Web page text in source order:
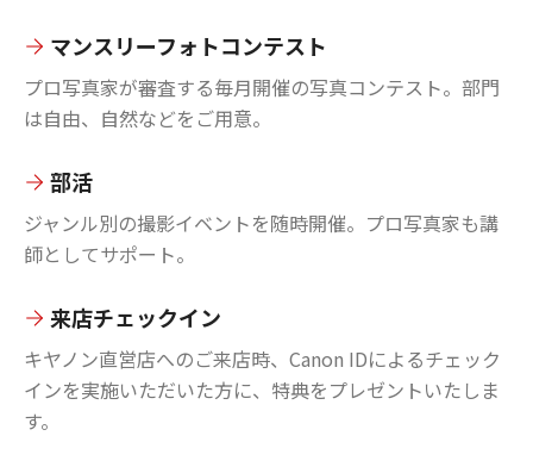
マンスリーフォトコンテスト
プロ写真家が審査する毎月開催の写真コンテスト。部門
は自由、自然などをご用意。
部活
ジャンル別の撮影イベントを随時開催。プロ写真家も講
師としてサポート。
来店チェックイン
キヤノン直営店へのご来店時、Canon IDによるチェック
インを実施いただいた方に、特典をプレゼントいたしま
す。